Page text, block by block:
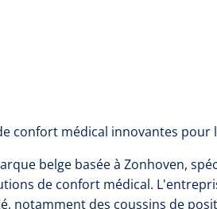
confort médical innovantes pour
belge basée à Zonhoven,
de confort médical.
notamment des coussins de